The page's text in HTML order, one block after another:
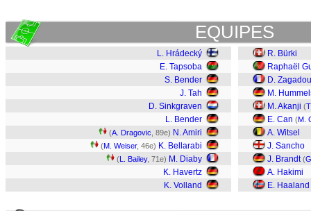
EQUIPES
L. Hrádecký
E. Tapsoba
S. Bender
J. Tah
D. Sinkgraven
L. Bender
(A. Dragovic , 89e) N. Amiri
(M. Weiser, 46e) K. Bellarabi
(L. Bailey, 71e) M. Diaby
K. Havertz
K. Volland
R. Bürki
Raphaël
D. Zagadou
M.
M. Akanji (
E. Can (M.
A. Witsel
J. Sancho
J. Brandt (
A. Hakimi
E. Haaland